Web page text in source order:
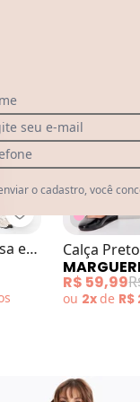
Cardigan e
Marguerite -
e
Calça
Cós Plus
R$ 59,99
ou 2xde
seu e-mail
o cadastro, você